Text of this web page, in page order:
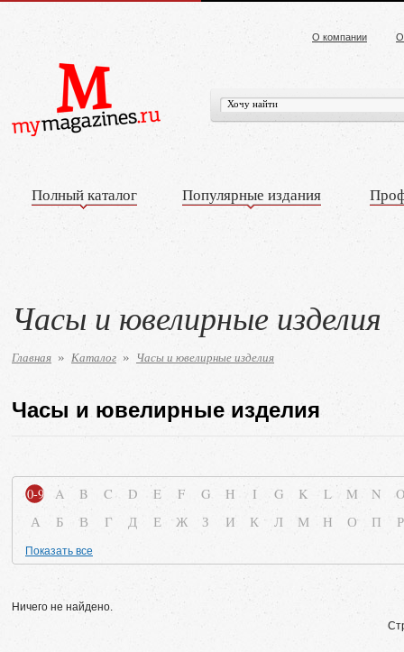
О компании
Полный каталог Популярные издания
Часы и ювелирные изделия
Главная » Каталог » Часы и ювелирные изделия
Часы и ювелирные изделия
0-9 A B C D E F G H I G K L M N
А
Б В Г Д Е Ж З И К Л М Н О П Р
Показать все
Ничего не найдено.